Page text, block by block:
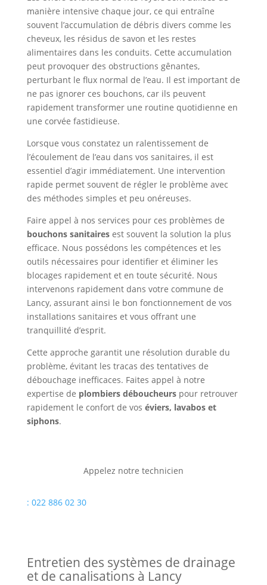
manière intensive chaque jour, ce qui entraîne
souvent l’accumulation de débris divers comme les
cheveux, les résidus de savon et les restes
alimentaires dans les conduits. Cette accumulation
peut provoquer des obstructions gênantes,
perturbant le flux normal de l’eau. Il est important de
ne pas ignorer ces bouchons, car ils peuvent
rapidement transformer une routine quotidienne en
une corvée fastidieuse.
Lorsque vous constatez un ralentissement de
l’écoulement de l’eau dans vos sanitaires, il est
essentiel d’agir immédiatement. Une intervention
rapide permet souvent de régler le problème avec
des méthodes simples et peu onéreuses.
Faire appel à nos services pour ces problèmes de
bouchons sanitairesest souvent la solution la plus
efficace. Nous possédons les compétences et les
outils nécessaires pour identifier et éliminer les
blocages rapidement et en toute sécurité. Nous
intervenons rapidement dans votre commune de
Lancy, assurant ainsi le bon fonctionnement de vos
installations sanitaires et vous offrant une
tranquillité d’esprit.
Cette approche garantit une résolution durable du
problème, évitant les tracas des tentatives de
débouchage inefficaces. Faites appel à notre
expertise de plombiers déboucheurspour retrouver
rapidement le confort de vos éviers, lavabos et
siphons.
Appelez notre technicien
: 022 886 02 30
Entretien des systèmes de drainage
et de canalisations à Lancy